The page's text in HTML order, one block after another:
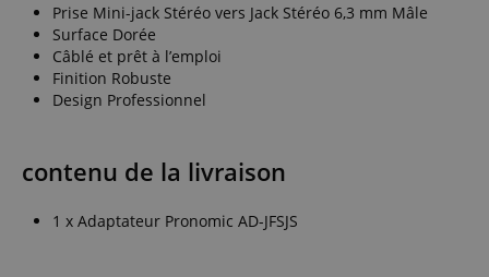
Prise Mini-jack Stéréo vers Jack Stéréo 6,3 mm Mâle
Surface Dorée
Câblé et prêt à l’emploi
Finition Robuste
Design Professionnel
contenu de la livraison
1 x Adaptateur Pronomic AD-JFSJS